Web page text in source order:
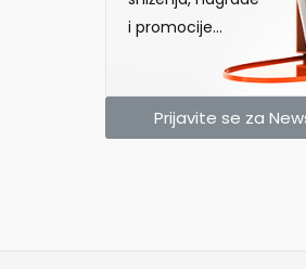
i promocije...
Prijavite se za